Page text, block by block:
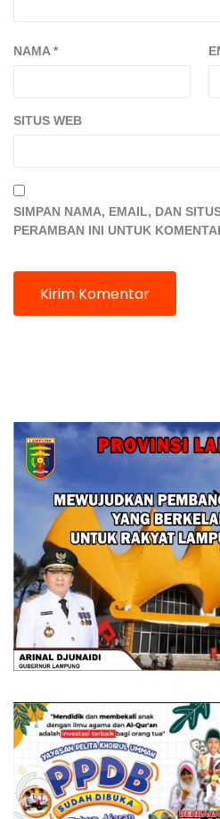
NAMA*
SITUS WEB
SIMPAN NAMA, EMAIL, DAN
PERAMBAN INI UNTUK